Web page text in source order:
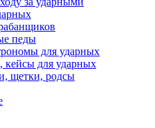
педы
для ударных
для ударных
щетки, родсы